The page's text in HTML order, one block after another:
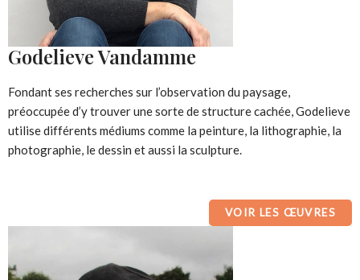
Godelieve Vandamme
Fondant ses recherches sur l’observation du paysage,
préoccupée d’y trouver une sorte de structure cachée, Godelieve
utilise différents médiums comme la peinture, la lithographie, la
photographie, le dessin et aussi la sculpture.
VOIR LES ŒUVRES